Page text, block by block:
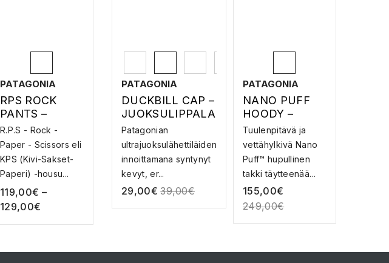
PATAGONIA
RPS ROCK
PANTS –
KIIPEILYHOUS
UT
R.P.S - Rock -
Paper - Scissors eli
KPS (Kivi-Sakset-
Paperi) -housu...
119,00€ –
129,00€
PATAGONIA
DUCKBILL CAP –
JUOKSULIPPALA
KKI
Patagonian
ultrajuoksulähettiläiden
innoittamana syntynyt
kevyt, er...
29,00€ 39,00€
PATAGONIA
NANO PUFF
HOODY –
KUITUTAKKI
Tuulenpitävä ja
vettähylkivä Nano
Puff™ hupullinen
takki täytteenää...
155,00€
249,00€